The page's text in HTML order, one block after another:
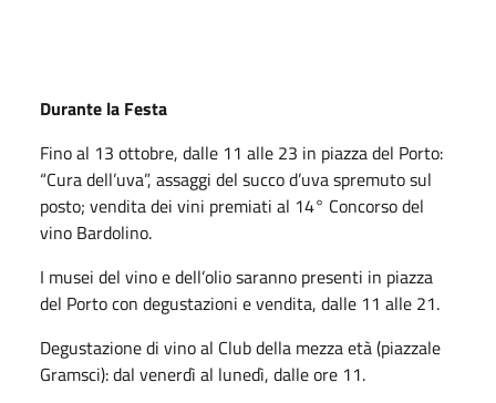
Durante la Festa
Fino al 13 ottobre, dalle 11 alle 23 in piazza del Porto:
“Cura dell’uva”, assaggi del succo d’uva spremuto sul
posto; vendita dei vini premiati al 14° Concorso del
vino Bardolino.
I musei del vino e dell’olio saranno presenti in piazza
del Porto con degustazioni e vendita, dalle 11 alle 21.
Degustazione di vino al Club della mezza età (piazzale
Gramsci): dal venerdì al lunedì, dalle ore 11.